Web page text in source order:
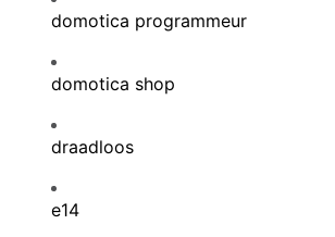
domotica programmeur
domotica shop
draadloos
e14